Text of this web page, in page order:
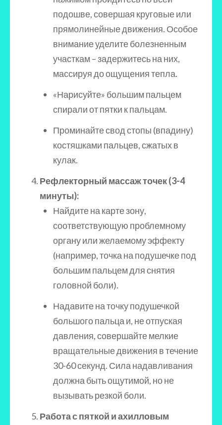
подошве, совершая круговые или
прямолинейные движения. Особое
внимание уделите болезненным
участкам – задержитесь на них,
массируя до ощущения тепла.
«Нарисуйте» большим пальцем
спирали от пятки к пальцам.
Проминайте свод стопы (впадину)
костяшками пальцев, сжатых в
кулак.
Рефлекторный массаж точек (3-4
минуты):
Найдите на карте зону,
соответствующую проблемному
органу или желаемому эффекту
(например, точка на подушечке под
большим пальцем для снятия
головной боли).
Надавите на точку подушечкой
большого пальца и, не отпуская
давления, совершайте мелкие
вращательные движения в течение
30-60 секунд. Сила надавливания
должна быть ощутимой, но не
вызывать резкой боли.
Работа с пяткой и ахилловым